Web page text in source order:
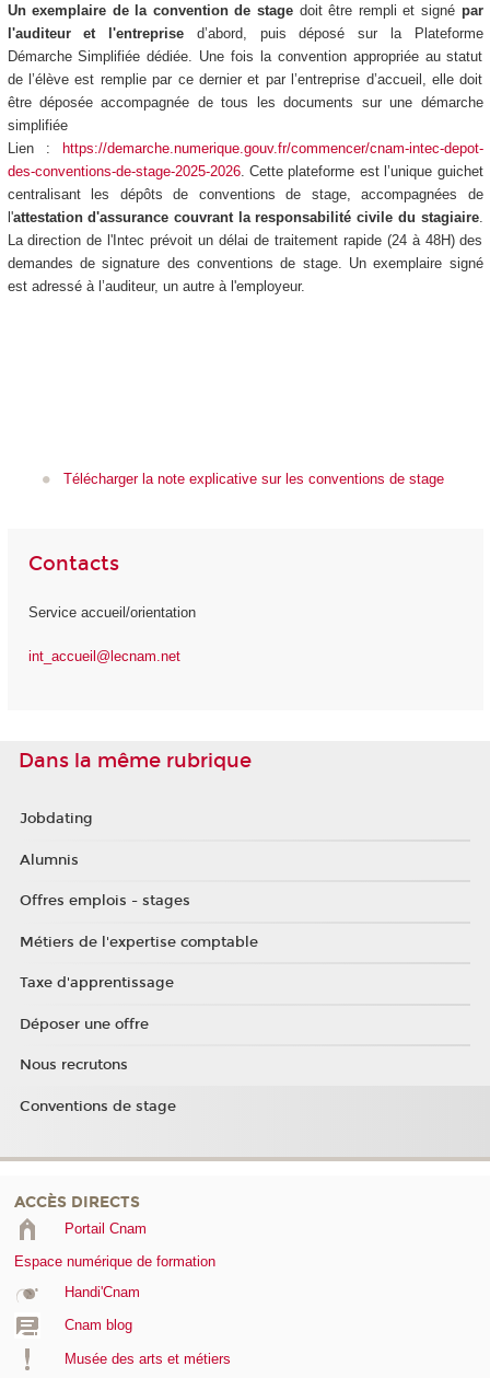
Un exemplaire de la convention de stage doit être rempli et signé par
l'auditeur et l'entreprise d’abord, puis déposé sur la Plateforme
Démarche Simplifiée dédiée. Une fois la convention appropriée au statut
de l’élève est remplie par ce dernier et par l’entreprise d’accueil, elle doit
être déposée accompagnée de tous les documents sur une démarche
simplifiée
Lien : https://demarche.numerique.gouv.fr/commencer/cnam-intec-depot-
des-conventions-de-stage-2025-2026. Cette plateforme est l’unique guichet
centralisant les dépôts de conventions de stage, accompagnées de
l'attestation d'assurance couvrant la responsabilité civile du stagiaire.
La direction de l'Intec prévoit un délai de traitement rapide (24 à 48H) des
demandes de signature des conventions de stage. Un exemplaire signé
est adressé à l’auditeur, un autre à l'employeur.
Télécharger la note explicative sur les conventions de stage
Contacts
Service accueil/orientation
int_accueil@lecnam.net
Dans la même rubrique
Jobdating
Alumnis
Offres emplois - stages
Métiers de l'expertise comptable
Taxe d'apprentissage
Déposer une offre
Nous recrutons
Conventions de stage
ACCÈS DIRECTS
Portail Cnam
Espace numérique de formation
Handi'Cnam
Cnam blog
Musée des arts et métiers